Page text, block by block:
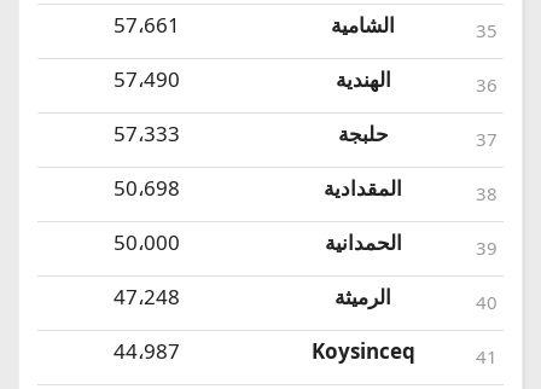
35 الشامية 57،661
36 الهندية 57،490
37 حلبجة 57،333
38 المقدادية 50،698
39 الحمدانية 50،000
40 الرميثة 47،248
41
Koysinceq 44،987